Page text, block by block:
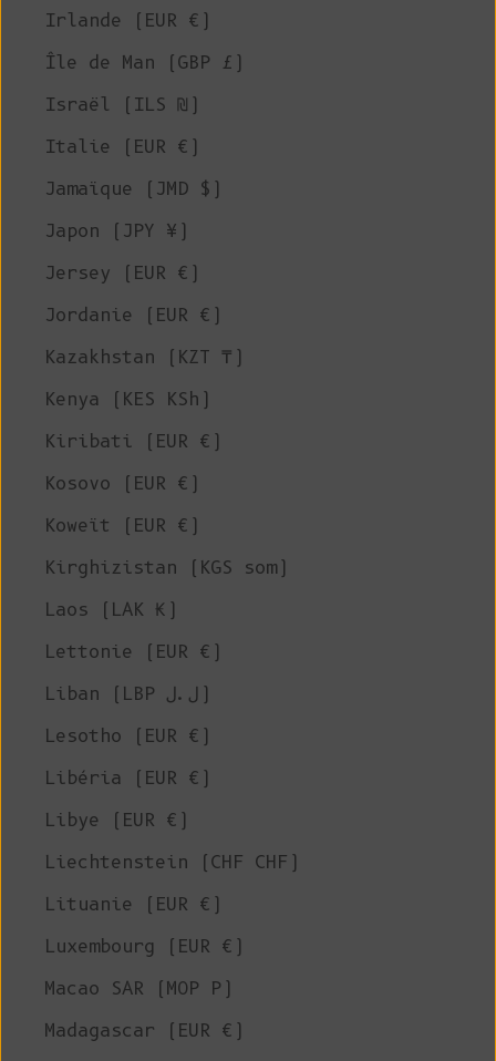
Irlande (EUR €)
Île de Man (GBP £)
Israël (ILS ₪)
Italie (EUR €)
Jamaïque (JMD $)
Japon (JPY ¥)
Jersey (EUR €)
Jordanie (EUR €)
Kazakhstan (KZT ₸)
Kenya (KES KSh)
Kiribati (EUR €)
Kosovo (EUR €)
Koweït (EUR €)
Kirghizistan (KGS som)
Laos (LAK ₭)
Lettonie (EUR €)
Liban (LBP ل.ل)
Lesotho (EUR €)
Libéria (EUR €)
Libye (EUR €)
Liechtenstein (CHF CHF)
Lituanie (EUR €)
Luxembourg (EUR €)
Macao SAR (MOP P)
Madagascar (EUR €)